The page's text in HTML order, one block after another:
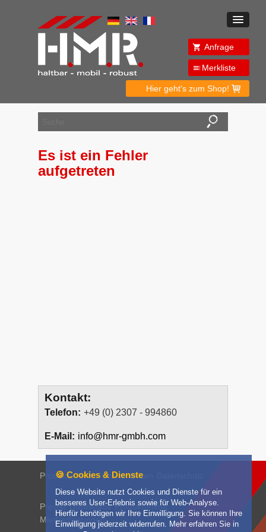
Anfrage
Merkliste
Hier geht's zum Shop!
Es ist ein Fehler
aufgetreten
Kontakt:
Telefon: +49 (0) 2307 - 994860
E-Mail: info@hmr-gmbh.com
Produkte News Unternehmen
Presse Downloads Produkt-Filme
Mietbedingungen
🍪 Cookies & Dienste
Diese Website nutzt Cookies und Dienste für ein
besseres User-Erlebnis sowie für Web-Analyse.
Hierfür benötigen wir Ihre Einwilligung. Sie können Ihre
Einwilligung jederzeit widerrufen. Mehr erfahren Sie in